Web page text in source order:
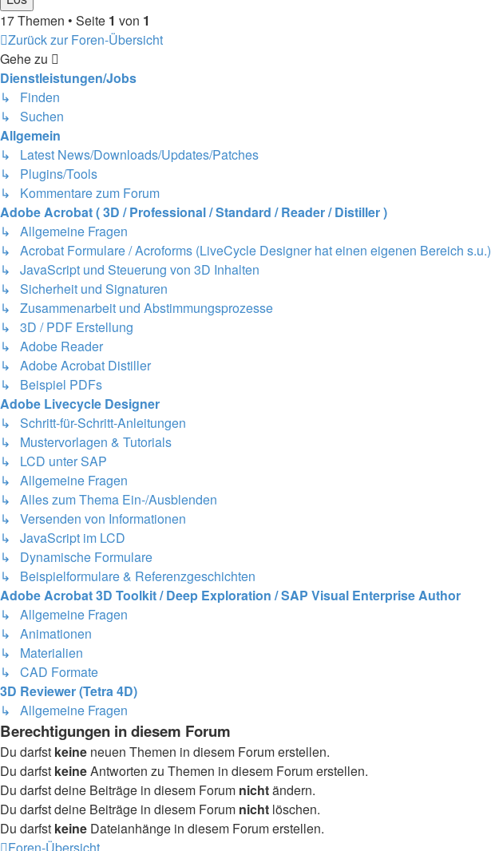
17 Themen • Seite 1 von 1
Zurück zur Foren-Übersicht
Gehe zu
Dienstleistungen/Jobs
↳ Finden
↳ Suchen
Allgemein
↳ Latest News/Downloads/Updates/Patches
↳ Plugins/Tools
↳ Kommentare zum Forum
Adobe Acrobat ( 3D / Professional / Standard / Reader / Distiller )
↳ Allgemeine Fragen
↳ Acrobat Formulare / Acroforms (LiveCycle Designer hat einen eigenen Bereich s.u.)
↳ JavaScript und Steuerung von 3D Inhalten
↳ Sicherheit und Signaturen
↳ Zusammenarbeit und Abstimmungsprozesse
↳ 3D / PDF Erstellung
↳ Adobe Reader
↳ Adobe Acrobat Distiller
↳ Beispiel PDFs
Adobe Livecycle Designer
↳ Schritt-für-Schritt-Anleitungen
↳ Mustervorlagen & Tutorials
↳ LCD unter SAP
↳ Allgemeine Fragen
↳ Alles zum Thema Ein-/Ausblenden
↳ Versenden von Informationen
↳ JavaScript im LCD
↳ Dynamische Formulare
↳ Beispielformulare & Referenzgeschichten
Adobe Acrobat 3D Toolkit / Deep Exploration / SAP Visual Enterprise Author
↳ Allgemeine Fragen
↳ Animationen
↳ Materialien
↳ CAD Formate
3D Reviewer (Tetra 4D)
↳ Allgemeine Fragen
Berechtigungen in diesem Forum
Du darfst keine neuen Themen in diesem Forum erstellen.
Du darfst keineAntworten zu Themen in diesem Forum erstellen.
Du darfst deine Beiträge in diesem Forum nichtändern.
Du darfst deine Beiträge in diesem Forum nicht löschen.
Du darfst keine Dateianhänge in diesem Forum erstellen.